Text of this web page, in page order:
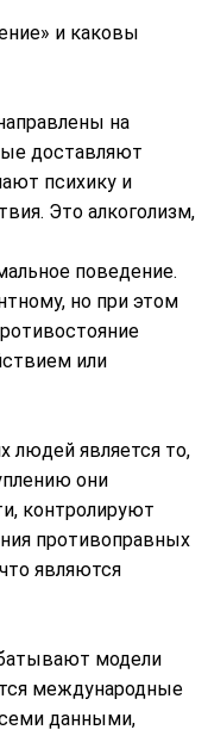
и каковы
на
доставляют
психику и
Это алкоголизм,
поведение.
но при этом
или
людей является то,
они
контролируют
противоправных
являются
модели
международные
данными,